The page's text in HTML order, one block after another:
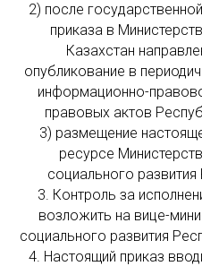
2) после
приказа в
Казахстан
опубликование в
информационно-
правовых актов
3) размещение
ресурсе
социального
3. Контроль за
возложить на вице-
социального развития
4. Настоящий приказ